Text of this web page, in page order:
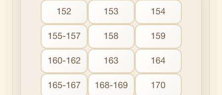
152 153 154
155-157 158 159
160-162 163 164
165-167 168-169 170